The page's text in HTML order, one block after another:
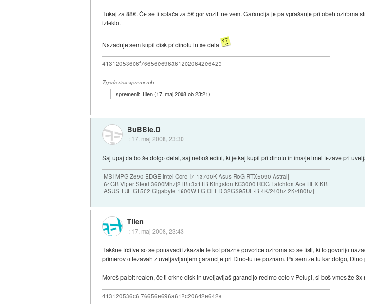
Tukaj za 88€. Če se ti splača za 5€ gor vozit, ne vem. Garancija je pa vprašanje pri obeh oziroma
izteklo.
Nazadnje sem kupil disk pr dinotu in še dela
413120536c6f76656e696a612c20642e642e
Zgodovina sprememb…
spremenil:Tilen(17. maj 2008 ob 23:21)
BuBBle.D
:: 17. maj 2008, 23:30
Saj upaj da bo še dolgo delal, saj neboš edini, ki je kaj kupil pri dinotu in ima/je imel težave pri
|MSI MPG Z690 EDGE|Intel Core I7-13700K|Asus RoG RTX5090 Astral|
|64GB Viper Steel 3600Mhz|2TB+3x1TB Kingston KC3000|ROG Falchion Ace HFX KB|
|ASUS TUF GT502|Gigabyte 1600W|LG OLED 32GS95UE-B 4K/240hz 2K/480hz|
Tilen
:: 17. maj 2008, 23:43
Takšne trditve so se ponavadi izkazale le kot prazne govorice oziroma so se tisti, ki to govorijo
primerov o težavah z uveljavljanjem garancije pri Dino-tu ne poznam. Pa sem že tu kar dolgo, Dino
Moreš pa bit realen, če ti crkne disk in uveljavljaš garancijo recimo celo v Pelugi, si boš vmes že 3x
413120536c6f76656e696a612c20642e642e